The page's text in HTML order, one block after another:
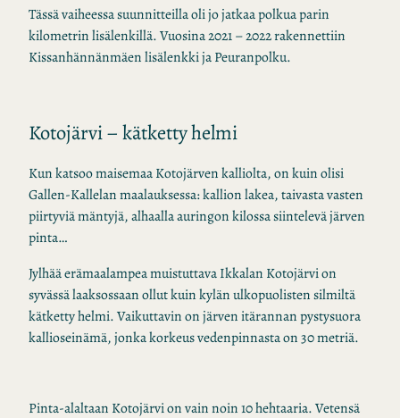
Tässä vaiheessa suunnitteilla oli jo jatkaa polkua parin
kilometrin lisälenkillä. Vuosina 2021 – 2022 rakennettiin
Kissanhännänmäen lisälenkki ja Peuranpolku.
Kotojärvi – kätketty helmi
Kun katsoo maisemaa Kotojärven kalliolta, on kuin olisi
Gallen-Kallelan maalauksessa: kallion lakea, taivasta vasten
piirtyviä mäntyjä, alhaalla auringon kilossa siintelevä järven
pinta…
Jylhää erämaalampea muistuttava Ikkalan Kotojärvi on
syvässä laaksossaan ollut kuin kylän ulkopuolisten silmiltä
kätketty helmi. Vaikuttavin on järven itärannan pystysuora
kallioseinämä, jonka korkeus vedenpinnasta on 30 metriä.
Pinta-alaltaan Kotojärvi on vain noin 10 hehtaaria. Vetensä